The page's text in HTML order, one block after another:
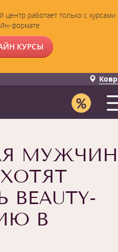
работает только с курсами
формате
КУРСЫ
В